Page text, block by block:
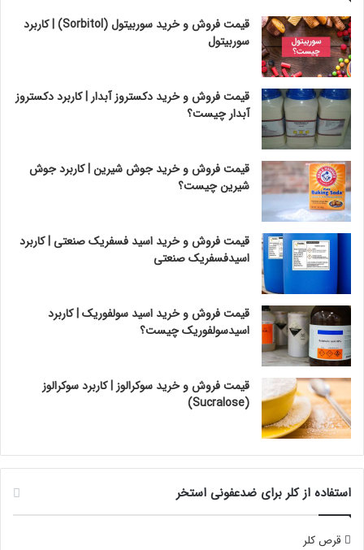
قیمت فروش و خرید سوربیتول (Sorbitol) | کاربرد
سوربیتول
قیمت فروش و خرید دکستروز آبدار | کاربرد دکستروز
آبدار چیست؟
قیمت فروش و خرید جوش شیرین | کاربرد جوش
شیرین چیست؟
قیمت فروش و خرید اسید فسفریک صنعتی | کاربرد
اسیدفسفریک صنعتی
قیمت فروش و خرید اسید سولفوریک | کاربرد
اسیدسولفوریک چیست؟
قیمت فروش و خرید سوکرالوز | کاربرد سوکرالوز
(Sucralose)
استفاده از کلر برای ضدعفونی استخر
قرص کلر